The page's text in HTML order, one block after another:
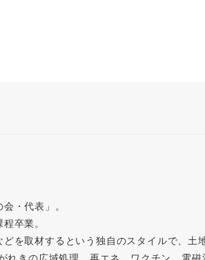
・代表」。
卒業。
を取材するという独自のスタイルで、
きの広域処理、再エネ、ワクチン、電